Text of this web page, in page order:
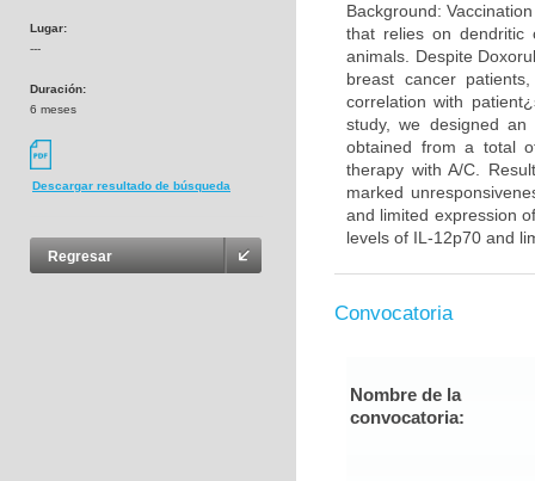
Lugar:
---
Duración:
6 meses
Descargar resultado de búsqueda
Regresar
Background:
that relies on dendritic
animals. Despite
breast cancer
correlation with
study, we designed
obtained from a total
therapy with A/C.
marked
and limited expression
levels of IL-12p70 and
Convocatoria
Nombre de la
convocatoria: